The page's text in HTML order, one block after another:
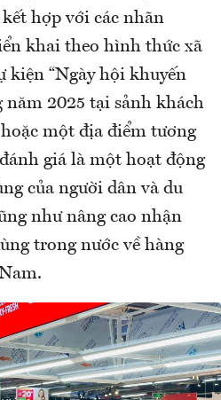
hợp với các nhãn
khai theo hình thức xã
kiện “Ngày hội khuyến
năm 2025 tại sảnh khách
một địa điểm tương
giá là một hoạt động
của người dân và du
như nâng cao nhận
trong nước về hàng